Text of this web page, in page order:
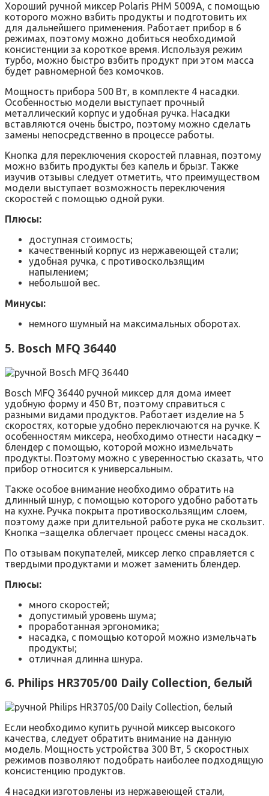
Хороший ручной миксер Polaris PHM 5009A, с помощью
которого можно взбить продукты и подготовить их
для дальнейшего применения. Работает прибор в 6
режимах, поэтому можно добиться необходимой
консистенции за короткое время. Используя режим
турбо, можно быстро взбить продукт при этом масса
будет равномерной без комочков.
Мощность прибора 500 Вт, в комплекте 4 насадки.
Особенностью модели выступает прочный
металлический корпус и удобная ручка. Насадки
вставляются очень быстро, поэтому можно сделать
замены непосредственно в процессе работы.
Кнопка для переключения скоростей плавная, поэтому
можно взбить продукты без капель и брызг. Также
изучив отзывы следует отметить, что преимуществом
модели выступает возможность переключения
скоростей с помощью одной руки.
Плюсы:
доступная стоимость;
качественный корпус из нержавеющей стали;
удобная ручка, с противоскользящим
напылением;
небольшой вес.
Минусы:
немного шумный на максимальных оборотах.
5. Bosch MFQ 36440
Bosch MFQ 36440 ручной миксер для дома имеет
удобную форму и 450 Вт, поэтому справиться с
разными видами продуктов. Работает изделие на 5
скоростях, которые удобно переключаются на ручке. К
особенностям миксера, необходимо отнести насадку –
блендер с помощью, которой можно измельчать
продукты. Поэтому можно с уверенностью сказать, что
прибор относится к универсальным.
Также особое внимание необходимо обратить на
длинный шнур, с помощью которого удобно работать
на кухне. Ручка покрыта противоскользящим слоем,
поэтому даже при длительной работе рука не скользит.
Кнопка –защелка облегчает процесс смены насадок.
По отзывам покупателей, миксер легко справляется с
твердыми продуктами и может заменить блендер.
Плюсы:
много скоростей;
допустимый уровень шума;
проработанная эргономика;
насадка, с помощью которой можно измельчать
продукты;
отличная длинна шнура.
6. Philips HR3705/00 Daily Collection, белый
Если необходимо купить ручной миксер высокого
качества, следует обратить внимание на данную
модель. Мощность устройства 300 Вт, 5 скоростных
режимов позволяют подобрать наиболее подходящую
консистенцию продуктов.
4 насадки изготовлены из нержавеющей стали,